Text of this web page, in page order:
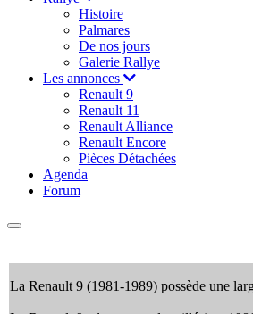
Histoire
Palmares
De nos jours
Galerie Rallye
Les annonces
Renault 9
Renault 11
Renault Alliance
Renault Encore
Pièces Détachées
Agenda
Forum
La Renault 9 (1981-1989) possède une